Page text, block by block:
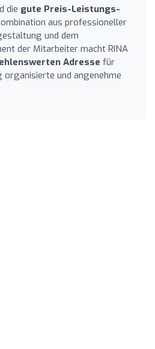
die gute Preis-Leistungs-
aus professioneller
und dem
der Mitarbeiter macht RINA
Adresse für
und angenehme